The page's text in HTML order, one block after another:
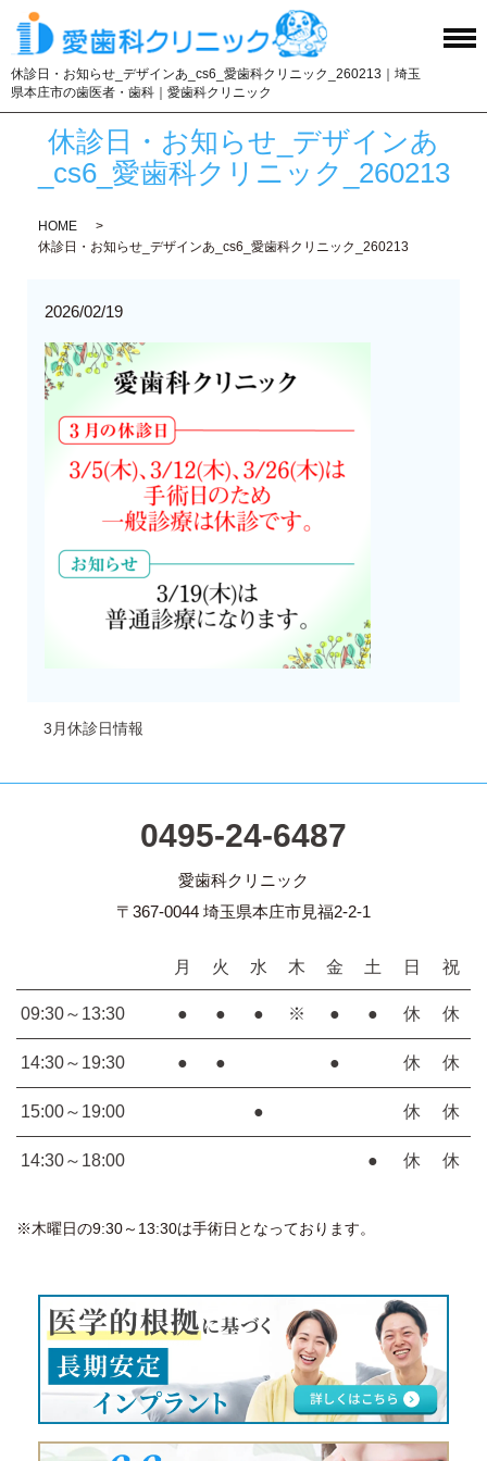
休診日・お知らせ_デザインあ_cs6_愛歯科クリニック_260213｜埼玉
県本庄市の歯医者・歯科｜愛歯科クリニック
休診日・お知らせ_デザインあ
_cs6_愛歯科クリニック_260213
HOME
休診日・お知らせ_デザインあ_cs6_愛歯科クリニック_260213
2026/02/19
3月休診日情報
0495-24-6487
愛歯科クリニック
〒367-0044 埼玉県本庄市見福2-2-1
月 火 水 木 金 土 日 祝
09:30～13:30 ● ● ● ※ ● ● 休 休
14:30～19:30 ● ● ● 休 休
15:00～19:00 ● 休 休
14:30～18:00 ● 休 休
※木曜日の9:30～13:30は手術日となっております。